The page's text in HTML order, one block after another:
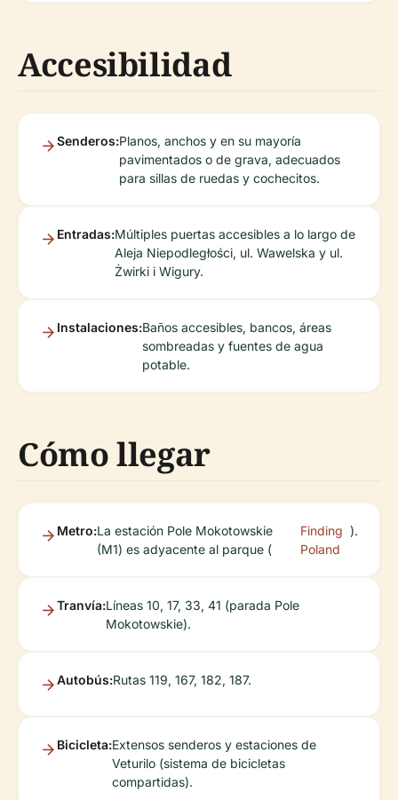
Accesibilidad
Senderos:Planos, anchos y en su mayoría
pavimentados o de grava, adecuados
para sillas de ruedas y cochecitos.
Entradas:Múltiples puertas accesibles a lo largo de
Aleja Niepodległości, ul. Wawelska y ul.
Żwirki i Wigury.
Instalaciones:Baños accesibles, bancos, áreas
sombreadas y fuentes de agua
potable.
Cómo llegar
Metro:La estación Pole Mokotowskie
(M1) es adyacente al parque (
Finding
Poland
).
Tranvía:Líneas 10, 17, 33, 41 (parada Pole
Mokotowskie).
Autobús:Rutas 119, 167, 182, 187.
Bicicleta:Extensos senderos y estaciones de
Veturilo (sistema de bicicletas
compartidas).